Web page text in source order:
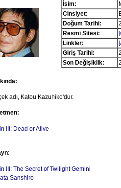
İsim:
Cinsiyet:
Doğum Tarihi:
Resmi Sitesi:
Linkler:
Giriş Tarihi:
Son Değişiklik:
adı, Katou Kazuhiko'dur.
III: Dead or Alive
III: The Secret of Twilight Gemini
Sanshiro